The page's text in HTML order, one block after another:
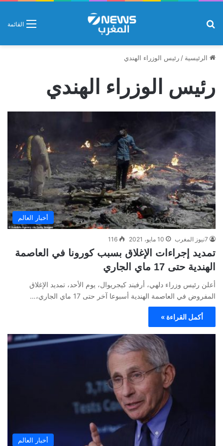
القائمة
الرئيسية / رئيس الوزراء الهندي
رئيس الوزراء الهندي
أخبار العالم
7نيوز المغرب 10 مايو، 2021 116
تمديد إجراءات الإغلاق بسبب كورونا في العاصمة
الهندية حتى 17 ماي الجاري
أعلن رئيس وزراء دلهي، أرفيند كيجريوال، يوم الأحد، تمديد الإغلاق
المفروض في العاصمة الهندية أسبوعا آخر حتى 17 ماي الجاري،…
أكمل القراءة »
أخبار العالم